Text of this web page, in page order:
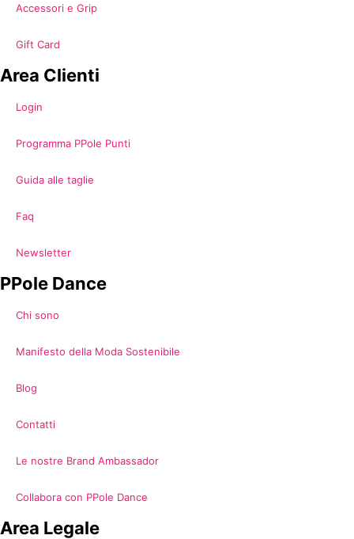
Accessori e Grip
Gift Card
Area Clienti
Login
Programma PPole Punti
Guida alle taglie
Faq
Newsletter
PPole Dance
Chi sono
Manifesto della Moda Sostenibile
Blog
Contatti
Le nostre Brand Ambassador
Collabora con PPole Dance
Area Legale